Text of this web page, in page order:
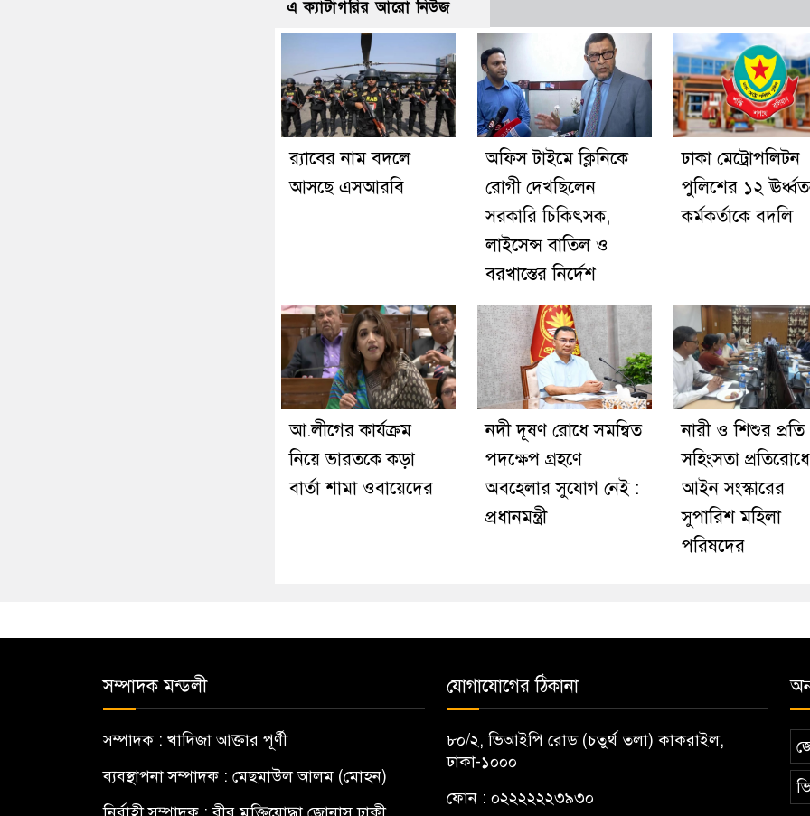
এ ক্যাটাগরির আরো নিউজ
র‍্যাবের নাম বদলে
আসছে এসআরবি
অফিস টাইমে ক্লিনিকে
রোগী দেখছিলেন
সরকারি চিকিৎসক,
লাইসেন্স বাতিল ও
বরখাস্তের নির্দেশ
ঢাকা মেট্রোপলিটন
পুলিশের ১২
কর্মকর্তাকে বদলি
আ.লীগের কার্যক্রম
নিয়ে ভারতকে কড়া
বার্তা শামা ওবায়েদের
নদী দূষণ রোধে সমন্বিত
পদক্ষেপ গ্রহণে
অবহেলার সুযোগ নেই :
প্রধানমন্ত্রী
নারী ও শিশুর প্রতি
সহিংসতা প্রতিরোধে
আইন সংস্কারের
সুপারিশ মহিলা
পরিষদের
সম্পাদক মন্ডলী
সম্পাদক : খাদিজা আক্তার পূর্ণী
ব্যবস্থাপনা সম্পাদক : মেছমাউল আলম (মোহন)
যোগাযোগের ঠিকানা
৮০/২, ভিআইপি রোড (চতুর্থ তলা) কাকরাইল,
ঢাকা-১০০০
ফোন : ০২২২২২২৩৯৩০